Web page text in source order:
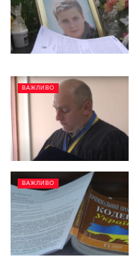
ВАЖЛИВО
ВАЖЛИВО